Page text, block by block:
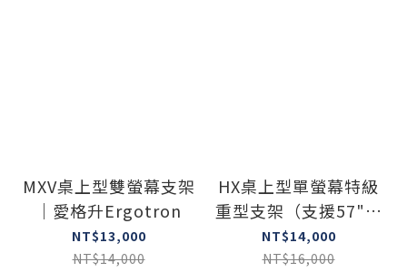
MXV桌上型雙螢幕支架
｜愛格升Ergotron
NT$13,000
NT$14,000
HX桌上型單螢幕特級
重型支架（支援57"、
17kg內螢幕）｜愛格
升Ergotron
NT$14,000
NT$16,000